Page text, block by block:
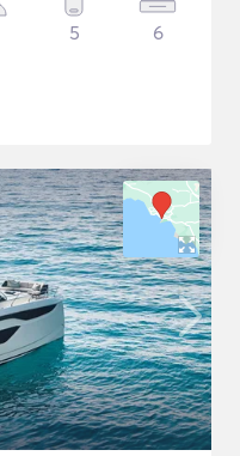
5 6